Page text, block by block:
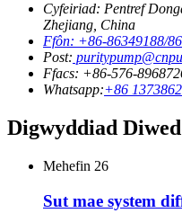
Cyfeiriad: Pentref
Zhejiang, China
Ffôn: +86-86349188/
Post:
Ffacs: +86-576-
Whatsapp:+86
Digwyddiad
Mehefin 26
Sut mae system